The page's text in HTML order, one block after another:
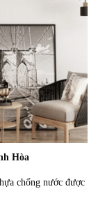
Hòa
chống nước được